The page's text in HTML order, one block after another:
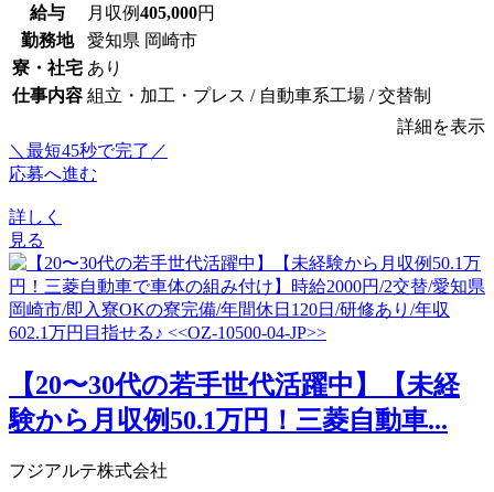
給与 月収例405,000円
勤務地
愛知県 岡崎市
寮・社宅 あり
仕事内容 組立・加工・プレス / 自動車系工場 / 交替制
詳細を表示
＼最短45秒で完了／
応募へ進む
詳しく
見る
【20〜30代の若手世代活躍中】【未経
験から月収例50.1万円！三菱自動車...
フジアルテ株式会社